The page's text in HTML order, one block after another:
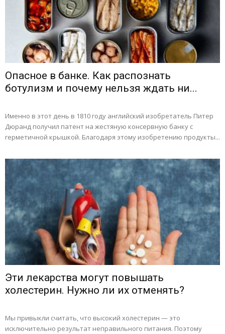
Опасное в банке. Как распознать
ботулизм и почему нельзя ждать ни...
Именно в этот день в 1810 году английский изобретатель Питер
Дюранд получил патент на жестяную консервную банку с
герметичной крышкой. Благодаря этому изобретению продукты...
Эти лекарства могут повышать
холестерин. Нужно ли их отменять?
Мы привыкли считать, что высокий холестерин — это
исключительно результат неправильного питания. Поэтому